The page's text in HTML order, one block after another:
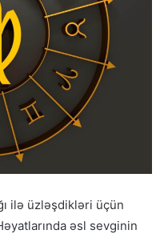
ilə üzləşdikləri üçün
əsl sevginin